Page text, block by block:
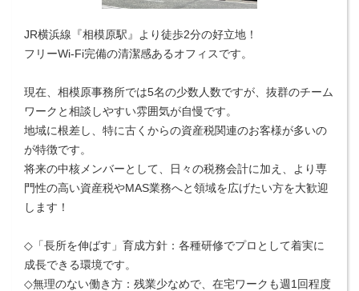
JR横浜線『相模原駅』より徒歩2分の好立地！
フリーWi-Fi完備の清潔感あるオフィスです。
現在、相模原事務所では5名の少数人数ですが、抜群のチーム
ワークと相談しやすい雰囲気が自慢です。
地域に根差し、特に古くからの資産税関連のお客様が多いの
が特徴です。
将来の中核メンバーとして、日々の税務会計に加え、より専
門性の高い資産税やMAS業務へと領域を広げたい方を大歓迎
します！
◇「長所を伸ばす」育成方針：各種研修でプロとして着実に
成長できる環境です。
◇無理のない働き方：残業少なめで、在宅ワークも週1回程度